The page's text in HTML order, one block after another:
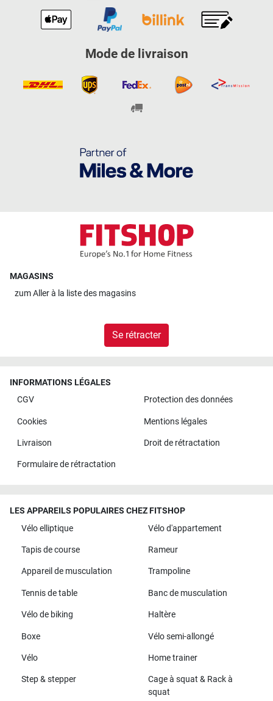
Mode de livraison
MAGASINS
zumAller à la liste des magasins
Se rétracter
INFORMATIONS LÉGALES
CGV
Protection des données
Cookies Mentions légales
Livraison Droit de rétractation
Formulaire de rétractation
LES APPAREILS POPULAIRES CHEZ FITSHOP
Vélo elliptique
Vélo d'appartement
Tapis de course Rameur
Appareil de musculation Trampoline
Tennis de table Banc de musculation
Vélo de biking Haltère
Boxe Vélo semi-allongé
Vélo Home trainer
Step & stepper
Cage à squat & Rack à
squat